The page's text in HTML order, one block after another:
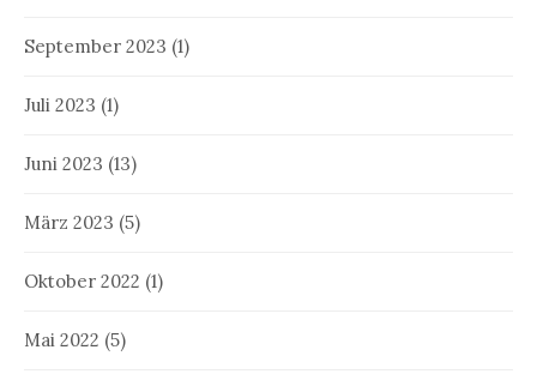
September 2023 (1)
Juli 2023 (1)
Juni 2023 (13)
März 2023 (5)
Oktober 2022 (1)
Mai 2022 (5)